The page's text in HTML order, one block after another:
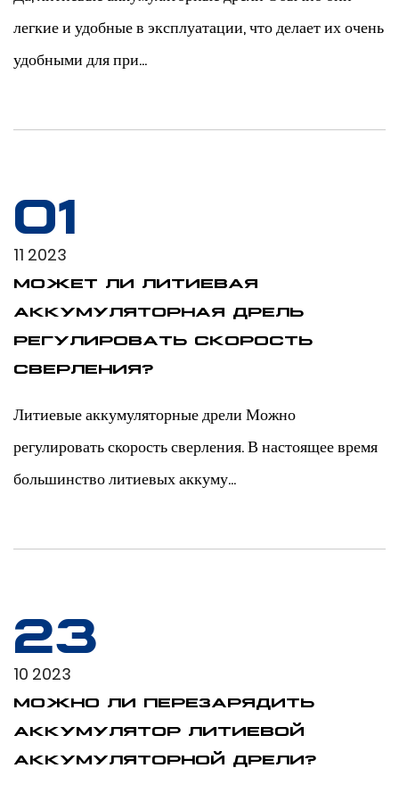
легкие и удобные в эксплуатации, что делает их очень
удобными для при...
01
11 2023
МОЖЕТ ЛИ ЛИТИЕВАЯ
АККУМУЛЯТОРНАЯ ДРЕЛЬ
РЕГУЛИРОВАТЬ СКОРОСТЬ
СВЕРЛЕНИЯ?
Литиевые аккумуляторные дрели Можно
регулировать скорость сверления. В настоящее время
большинство литиевых аккуму...
23
10 2023
МОЖНО ЛИ ПЕРЕЗАРЯДИТЬ
АККУМУЛЯТОР ЛИТИЕВОЙ
АККУМУЛЯТОРНОЙ ДРЕЛИ?